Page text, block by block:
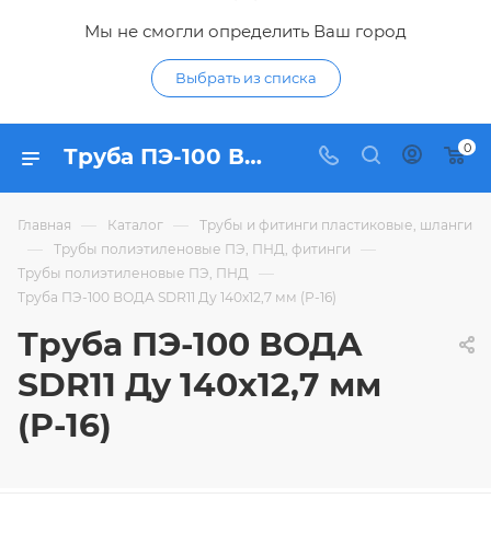
Мы не смогли определить Ваш город
Выбрать из списка
Труба ПЭ-100 ВОДА SDR11 Ду 140х12,7 мм (Р-16) - купить по цене в интернет-магазине Гидропромтехника с доставкой в Курске 0
Главная — Каталог — Трубы и фитинги пластиковые, шланги
— Трубы полиэтиленовые ПЭ, ПНД, фитинги —
Трубы полиэтиленовые ПЭ, ПНД —
Труба ПЭ-100 ВОДА SDR11 Ду 140х12,7 мм (Р-16)
Труба ПЭ-100 ВОДА
SDR11 Ду 140х12,7 мм
(Р-16)